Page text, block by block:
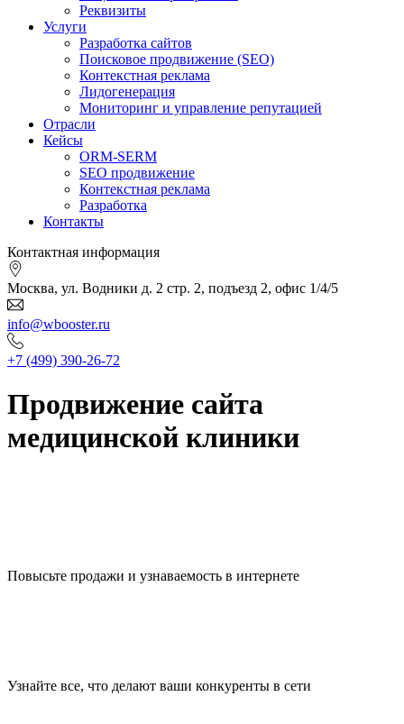
Реквизиты
Услуги
Разработка сайтов
Поисковое продвижение (SEO)
Контекстная реклама
Лидогенерация
Мониторинг и управление репутацией
Отрасли
Кейсы
ORM-SERM
SEO продвижение
Контекстная реклама
Разработка
Контакты
Контактная информация
Москва, ул. Водники д. 2 стр. 2, подъезд 2, офис 1/4/5
info@wbooster.ru
+7 (499) 390-26-72
Продвижение сайта
медицинской клиники
Повысьте продажи и узнаваемость в интернете
Узнайте все, что делают ваши конкуренты в сети